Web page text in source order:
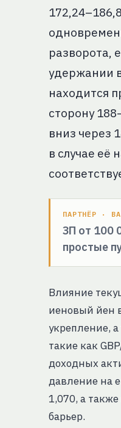
разворота,
удержании
находится
сторону
вниз через
в случае её
ПАРТНЁР ·
ЗП от 100
простые
Влияние
иеновый йен
укрепление,
такие как
доходных
давление на
1,070, а
барьер.